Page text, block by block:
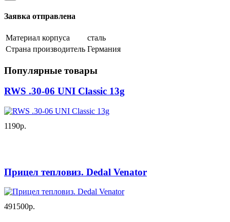
Заявка отправлена
Материал корпуса
сталь
Страна производитель Германия
Популярные товары
RWS .30-06 UNI Classic 13g
1190р.
Прицел тепловиз. Dedal Venator
491500р.